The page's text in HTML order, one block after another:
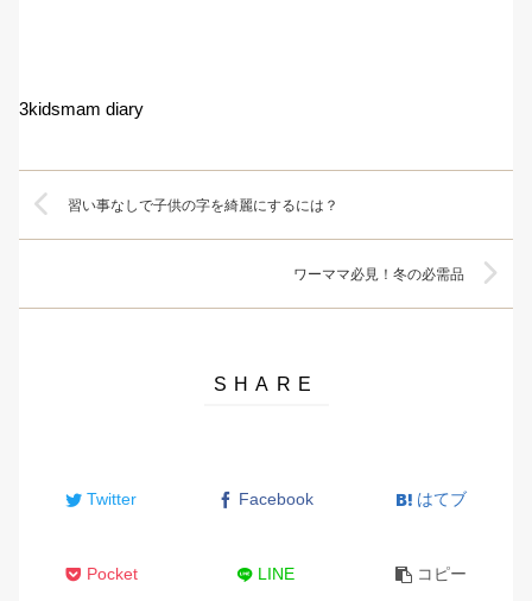
3kidsmam diary
習い事なしで子供の字を綺麗にするには？
ワーママ必見！冬の必需品
Twitter Facebook はてブ
Pocket LINE コピー